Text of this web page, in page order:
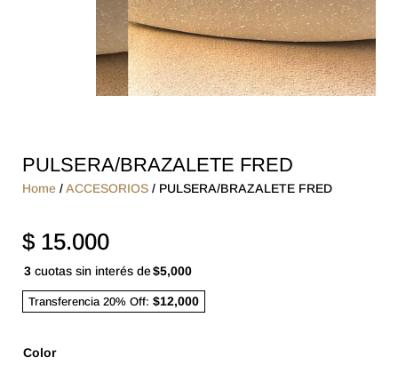
PULSERA/BRAZALETE FRED
Home /ACCESORIOS/ PULSERA/BRAZALETE FRED
$15.000
3cuotas sin interés de$5,000
Transferencia 20% Off: $12,000
Color